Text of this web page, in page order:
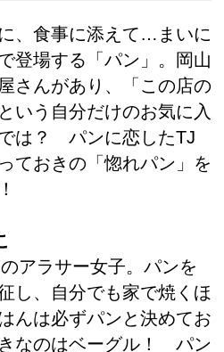
、食事に添えて…まいに
登場する「パン」。岡山
さんがあり、「この店の
いう自分だけのお気に入
は？ パンに恋したTJ
ておきの「惚れパン」を
アラサー女子。パンを
し、自分でも家で焼くほ
んは必ずパンと決めてお
なのはベーグル！ パン